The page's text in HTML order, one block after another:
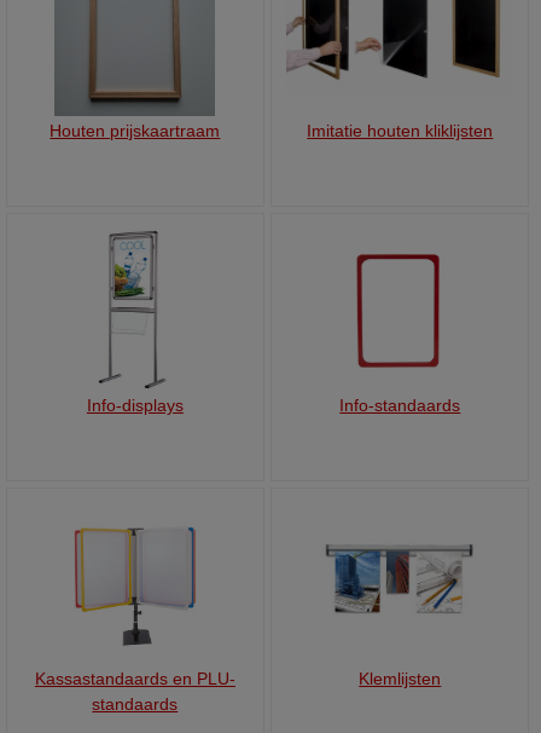
Houten prijskaartraam Imitatie houten kliklijsten
Info-displays Info-standaards
Kassastandaards en PLU-
standaards
Klemlijsten